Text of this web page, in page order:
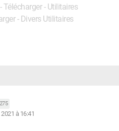
- Télécharger - Utilitaires
- Divers Utilitaires
à 16:41